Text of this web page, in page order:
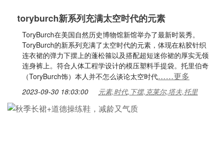
toryburch新系列充满太空时代的元素
ToryBurch在美国自然历史博物馆新馆举办了最新时装秀。
ToryBurch的新系列充满了太空时代的元素，体现在粘胶针织
连衣裙的弹力下摆上的蓬松箍以及搭配超短迷你裙的厚实无领
连身裤上。符合人体工程学设计的模压塑料手提袋。托里伯奇
（ToryBurch饰）本人并不怎么谈论太空时代……更多
2023-09-30 18:03:00 元素,时代,下摆,克莱尔,塔夫,托里